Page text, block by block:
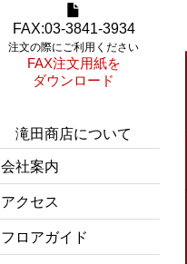
FAX:03-3841-3934
注文の際にご利用ください
FAX注文用紙を
ダウンロード
滝田商店について
会社案内
アクセス
フロアガイド